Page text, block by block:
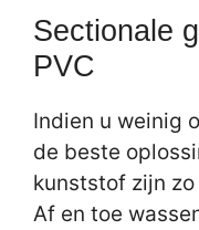
Sectionale
PVC
Indien u weinig
de beste
kunststof zijn
Af en toe